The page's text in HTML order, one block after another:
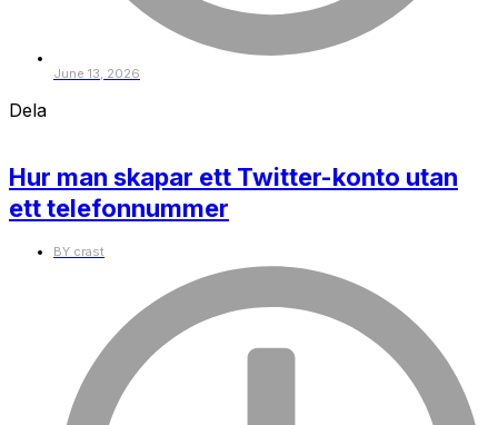
June 13, 2026
Dela
Hur man skapar ett Twitter-konto utan
ett telefonnummer
BY crast